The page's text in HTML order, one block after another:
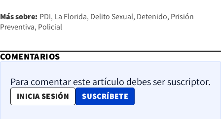
Más sobre: PDI La Florida Delito Sexual Detenido Prisión
Preventiva Policial
COMENTARIOS
Para comentar este artículo debes ser suscriptor.
INICIA SESIÓN SUSCRÍBETE
OPENS IN NEW WINDOW